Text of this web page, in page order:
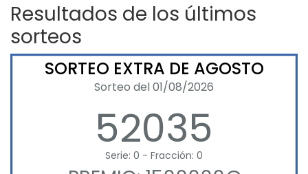
Resultados de los últimos
sorteos
SORTEO EXTRA DE AGOSTO
Sorteo del 01/08/2026
52035
Serie: 0 - Fracción: 0